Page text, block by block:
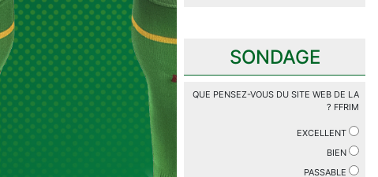
SONDAGE
QUE PENSEZ-VOUS DU SITE WEB DE LA
FFRIM ?